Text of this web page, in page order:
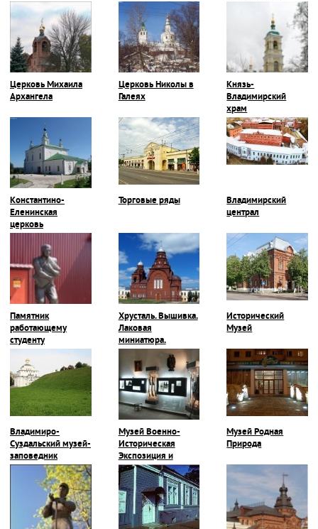
Церковь Михаила
Архангела
Церковь Николы в
Галеях
Князь-
Владимирский
храм
Константино-
Еленинская
церковь
Торговые ряды
Владимирский
централ
Памятник
работающему
студенту
Хрусталь. Вышивка.
Лаковая
миниатюра.
Исторический
Музей
Владимиро-
Суздальский музей-
заповедник
Музей Военно-
Историческая
Экспозиция и
Галерея Героев-
Владимирцев
Музей Родная
Природа